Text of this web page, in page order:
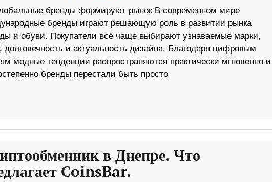
бренды формируют рынок В современном мире
бренды играют решающую роль в развитии рынка
и обуви. Покупатели всё чаще выбирают узнаваемые марки,
и актуальность дизайна. Благодаря цифровым
модные тенденции распространяются практически мгновенно и
бренды перестали быть просто
в Днепре. Что
CoinsBar.